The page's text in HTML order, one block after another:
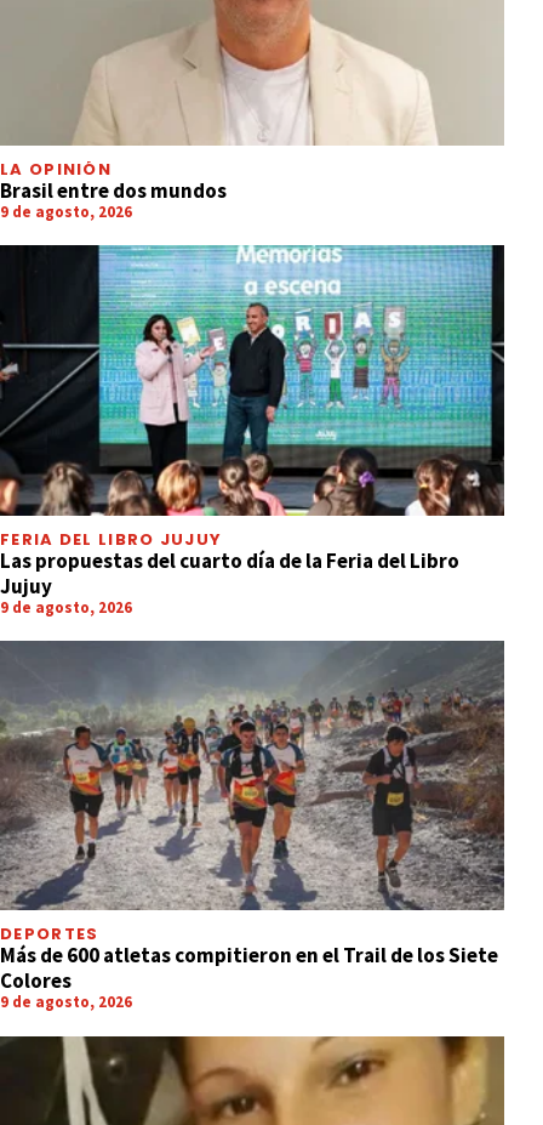
LA OPINIÓN
Brasil entre dos mundos
9 de agosto, 2026
FERIA DEL LIBRO JUJUY
Las propuestas del cuarto día de la Feria del Libro
Jujuy
9 de agosto, 2026
DEPORTES
Más de 600 atletas compitieron en el Trail de los Siete
Colores
9 de agosto, 2026